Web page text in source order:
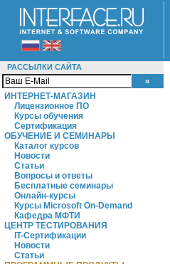
РАССЫЛКИ САЙТА
ИНТЕРНЕТ-МАГАЗИН
Лицензионное ПО
Курсы обучения
Сертификация
ОБУЧЕНИЕ И СЕМИНАРЫ
Каталог курсов
Новости
Статьи
Вопросы и ответы
Бесплатные семинары
Онлайн-курсы
Курсы Microsoft On-Demand
Кафедра МФТИ
ЦЕНТР ТЕСТИРОВАНИЯ
IT-Сертификации
Новости
Статьи